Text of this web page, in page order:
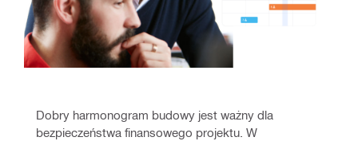
Dobry harmonogram budowy jest ważny dla
bezpieczeństwa finansowego projektu. W